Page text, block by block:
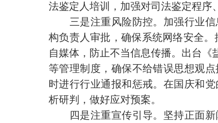
法鉴定人培训，加强对司法鉴定程
三是注重风险防控。加强行业
构负责人审批，确保系统网络安全。
自媒体，防止不当信息传播。出台
等管理制度，确保不给错误思想观
时进行行业通报和惩戒。在国庆和
析研判，做好应对预案。
四是注重宣传引导。坚持正面